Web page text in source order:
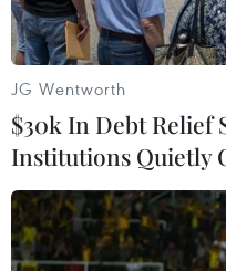
khả năng bị cấm
Bảo vệ người tiêu
Grab các thông tin
diện Cục Cạnh tranh
cho hay./.
JG Wentworth
$30k In Debt Relief
Institutions Quietly